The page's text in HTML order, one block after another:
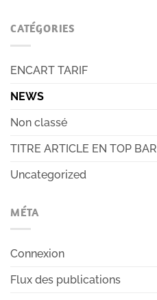
CATÉGORIES
ENCART TARIF
NEWS
Non classé
TITRE ARTICLE EN TOP BAR
Uncategorized
MÉTA
Connexion
Flux des publications